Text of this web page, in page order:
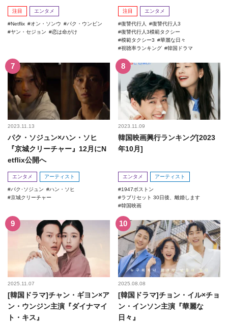
注目 エンタメ
Netflix オン・ソンウ
パク・ウンビン
ヤン・セジョン
恋は命がけ
記録を更新！
注目 エンタメ
復讐代行人
復讐代行人3
復讐代行人3模範タクシー
模範タクシー3
華麗な日々
視聴率ランキング
韓国ドラマ
2023.11.13
パク・ソジュン×ハン・ソヒ
『京城クリーチャー』12月にN
etflix公開へ
エンタメ アーティスト
パク･ソジュン
ハン・ソヒ
京城クリーチャー
2023.11.09
韓国映画興行ランキング[2023
年10月]
エンタメ アーティスト
1947ボストン
ラブリセット 30日後、離婚します
韓国映画
2025.11.07
[韓国ドラマ]チャン・ギヨン×ア
ン・ウンジン主演『ダイナマイ
ト・キス』
2025.08.08
[韓国ドラマ]チョン・イル×チョ
ン・インソン主演『華麗な
日々』